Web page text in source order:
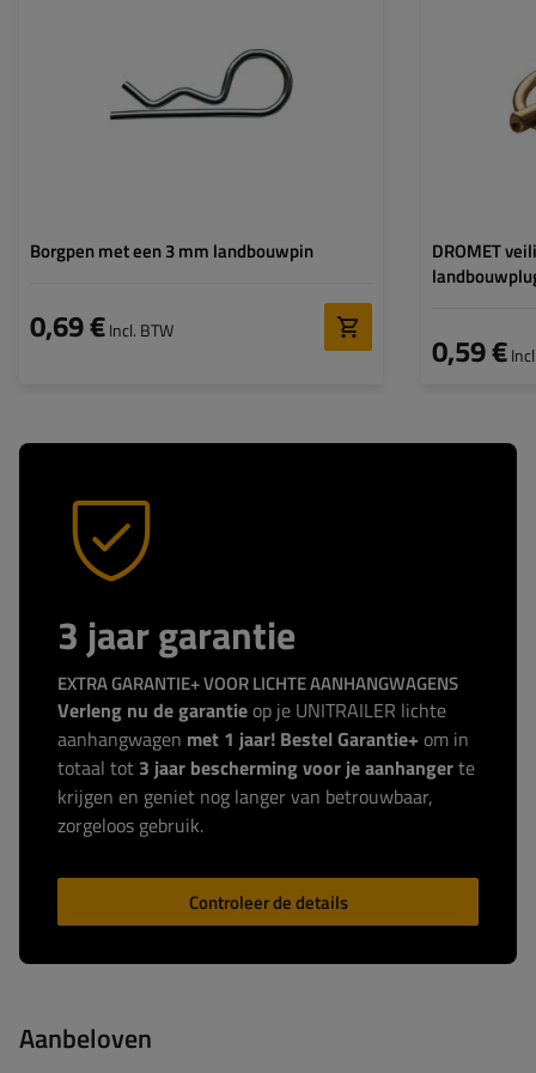
Borgpen met een 3 mm landbouwpin
0,69 €Incl. BTW
DROMET
0,59 €
3 jaar garantie
EXTRA GARANTIE+ VOOR LICHTE AANHANGWAGENS
Verleng nu de garantie op je UNITRAILER lichte
aanhangwagen met 1 jaar! Bestel Garantie+ om in
totaal tot 3 jaar bescherming voor je aanhangerte
krijgen en geniet nog langer van betrouwbaar,
zorgeloos gebruik.
Controleer de details
Aanbeloven